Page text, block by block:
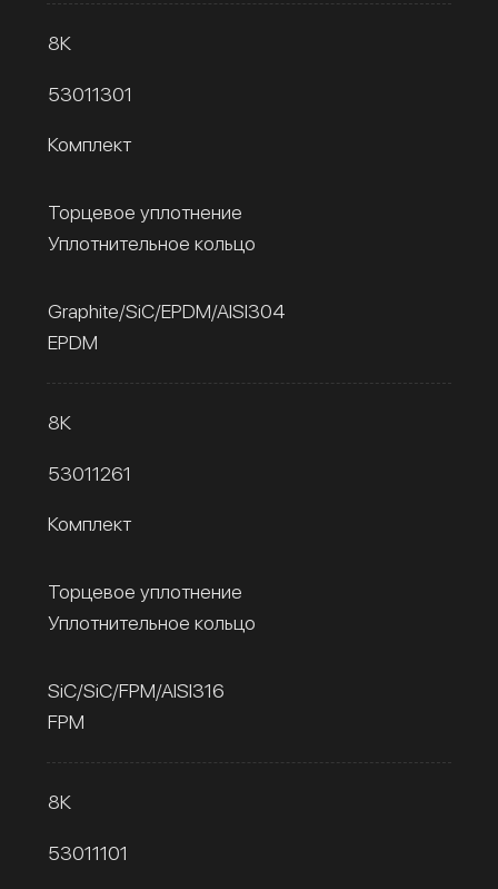
8К
53011301
Комплект
Торцевое уплотнение
Уплотнительное кольцо
Graphite/SiC/EPDM/AISI304
EPDM
8К
53011261
Комплект
Торцевое уплотнение
Уплотнительное кольцо
SiC/SiC/FPM/AISI316
FPM
8К
53011101